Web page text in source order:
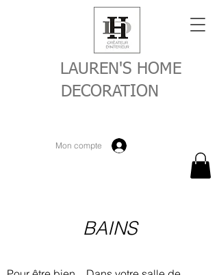
LAUREN'S HOME
DECORATION
Mon compte
BAINS